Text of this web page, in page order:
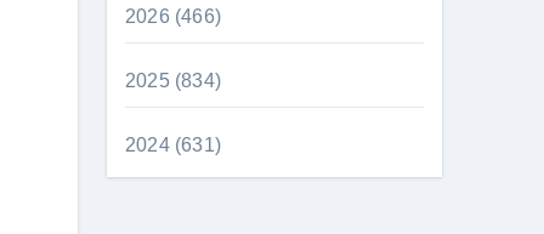
2026 (466)
2025 (834)
2024 (631)